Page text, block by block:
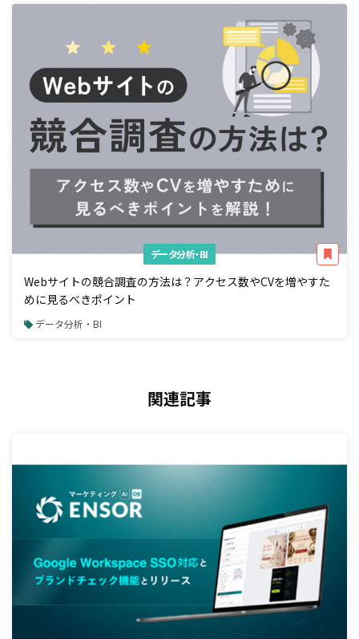
データ分析・BI
Webサイトの競合調査の方法は？アクセス数やCVを増やすた
めに見るべきポイント
データ分析・BI
関連記事